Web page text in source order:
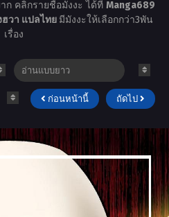
ก คลิกรายชื่อมังงะ ได้ที่ Manga689
วา แปลไทย มีมังงะให้เลือกกว่า3พัน
เรื่อง
ก่อนหน้านี้ ถัดไป